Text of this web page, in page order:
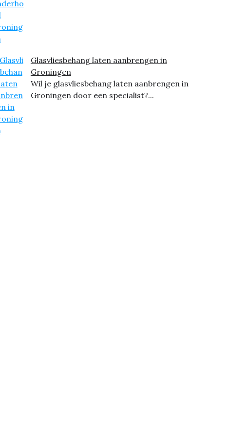
Glasvliesbehang laten aanbrengen in
Groningen
Wil je glasvliesbehang laten aanbrengen in
Groningen door een specialist?...